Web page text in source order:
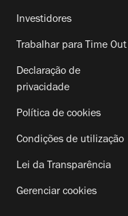
Investidores
Trabalhar para Time Out
Declaração de
privacidade
Política de cookies
Condições de utilização
Lei da Transparência
Gerenciar cookies